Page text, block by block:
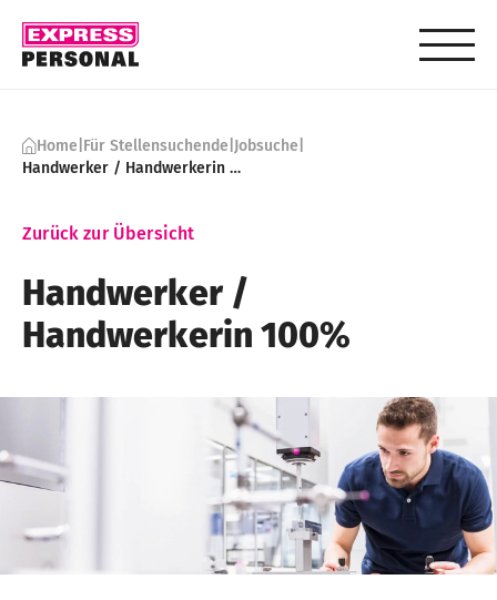
Home|Für Stellensuchende|Jobsuche|
Handwerker / Handwerkerin 100%
Zurück zur Übersicht
Handwerker ​/
Handwerkerin 100%